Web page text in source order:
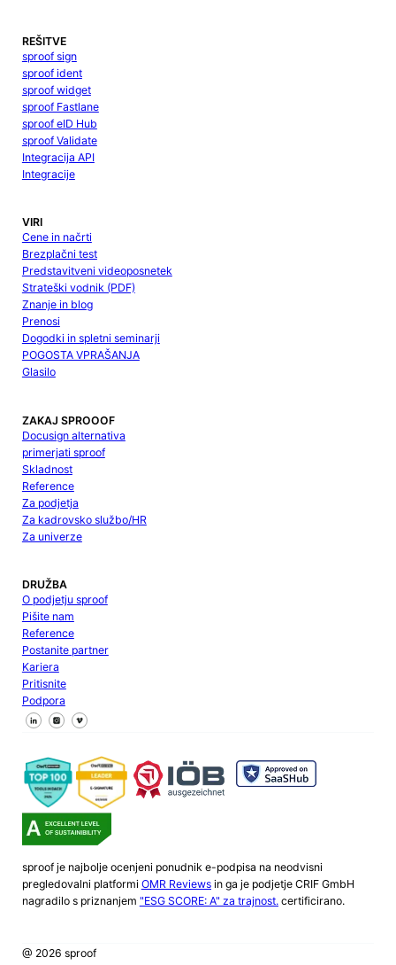
REŠITVE
sproof sign
sproof ident
sproof widget
sproof Fastlane
sproof eID Hub
sproof Validate
Integracija API
Integracije
VIRI
Cene in načrti
Brezplačni test
Predstavitveni videoposnetek
Strateški vodnik (PDF)
Znanje in blog
Prenosi
Dogodki in spletni seminarji
POGOSTA VPRAŠANJA
Glasilo
ZAKAJ SPROOOF
Docusign alternativa
primerjati sproof
Skladnost
Reference
Za podjetja
Za kadrovsko službo/HR
Za univerze
DRUŽBA
O podjetju sproof
Pišite nam
Reference
Postanite partner
Kariera
Pritisnite
Podpora
Sledite nam na Facebooku
Sledite nam na X
Sledite nam na LinkedInu
sproof je najbolje ocenjeni ponudnik e-podpisa na neodvisni
pregledovalni platformi OMR Reviewsin ga je podjetje CRIF GmbH
nagradilo s priznanjem "ESG SCORE: A" za trajnost.certificirano.
@ 2026 sproof